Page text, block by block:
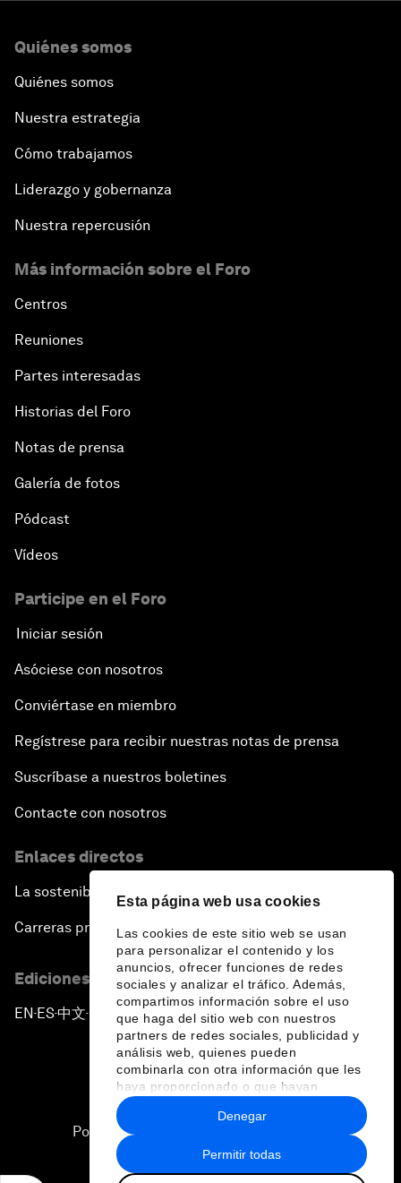
Esta página web usa cookies
Las cookies de este sitio web se usan
para personalizar el contenido y los
anuncios, ofrecer funciones de redes
sociales y analizar el tráfico. Además,
compartimos información sobre el uso
que haga del sitio web con nuestros
partners de redes sociales, publicidad y
análisis web, quienes pueden
combinarla con otra información que les
haya proporcionado o que hayan
recopilado a partir del uso que haya
hecho de sus servicios.
Permitir todas
Denegar
Quiénes somos
Quiénes somos
Nuestra estrategia
Cómo trabajamos
Liderazgo y gobernanza
Nuestra repercusión
Más información sobre el Foro
Centros
Reuniones
Partes interesadas
Historias del Foro
Notas de prensa
Galería de fotos
Pódcast
Vídeos
Participe en el Foro
Iniciar sesión
Asóciese con nosotros
Conviértase en miembro
Regístrese para recibir nuestras notas de prensa
Suscríbase a nuestros boletines
Contacte con nosotros
Enlaces directos
La sostenibilidad en el Foro
Carreras profesionales
Ediciones en otros idiomas
EN ▪ES▪中文▪ 日本語
Política de privacidad y normas de uso
Sitemap